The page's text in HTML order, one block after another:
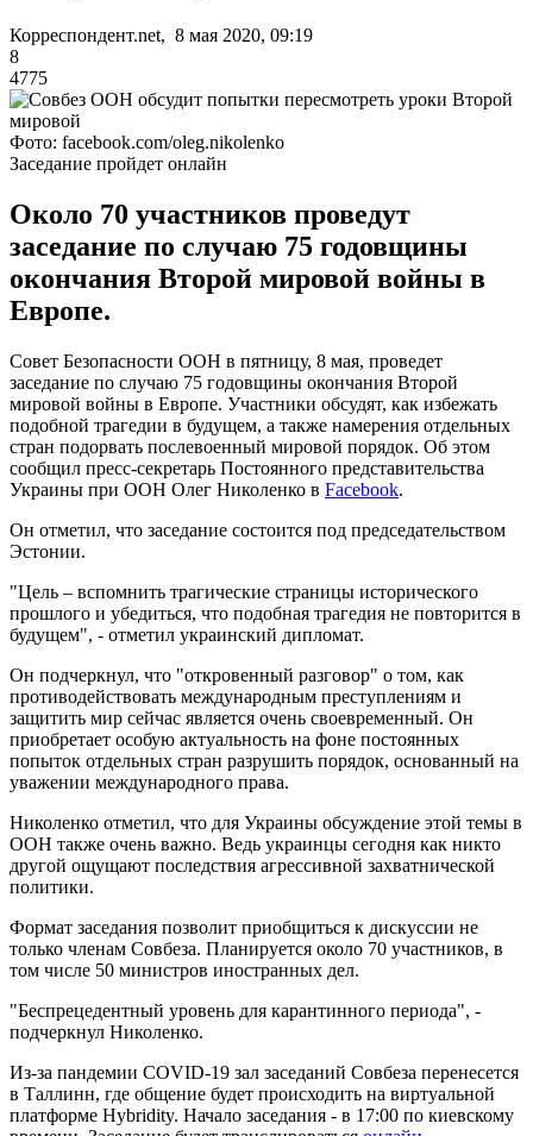
Корреспондент.net, 8 мая 2020, 09:19
8
4775
Фото: facebook.com/oleg.nikolenko
Заседание пройдет онлайн
Около 70 участников проведут
заседание по случаю 75 годовщины
окончания Второй мировой войны в
Европе.
Совет Безопасности ООН в пятницу, 8 мая, проведет
заседание по случаю 75 годовщины окончания Второй
мировой войны в Европе. Участники обсудят, как избежать
подобной трагедии в будущем, а также намерения отдельных
стран подорвать послевоенный мировой порядок. Об этом
сообщил пресс-секретарь Постоянного представительства
Украины при ООН Олег Николенко в Facebook.
Он отметил, что заседание состоится под председательством
Эстонии.
"Цель – вспомнить трагические страницы исторического
прошлого и убедиться, что подобная трагедия не повторится в
будущем", - отметил украинский дипломат.
Он подчеркнул, что "откровенный разговор" о том, как
противодействовать международным преступлениям и
защитить мир сейчас является очень своевременный. Он
приобретает особую актуальность на фоне постоянных
попыток отдельных стран разрушить порядок, основанный на
уважении международного права.
Николенко отметил, что для Украины обсуждение этой темы в
ООН также очень важно. Ведь украинцы сегодня как никто
другой ощущают последствия агрессивной захватнической
политики.
Формат заседания позволит приобщиться к дискуссии не
только членам Совбеза. Планируется около 70 участников, в
том числе 50 министров иностранных дел.
"Беспрецедентный уровень для карантинного периода", -
подчеркнул Николенко.
Из-за пандемии COVID-19 зал заседаний Совбеза перенесется
в Таллинн, где общение будет происходить на виртуальной
платформе Hybridity. Начало заседания - в 17:00 по киевскому